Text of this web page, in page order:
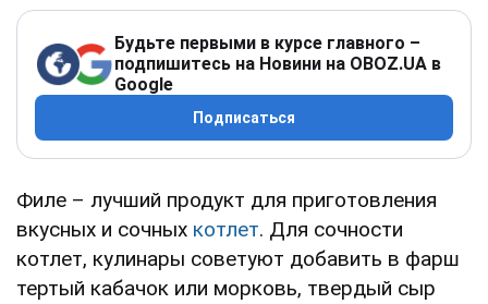
Будьте первыми в курсе главного –
подпишитесь на Новини на OBOZ.UA в
Google
Подписаться
Филе – лучший продукт для приготовления
вкусных и сочных котлет. Для сочности
котлет, кулинары советуют добавить в фарш
тертый кабачок или морковь, твердый сыр